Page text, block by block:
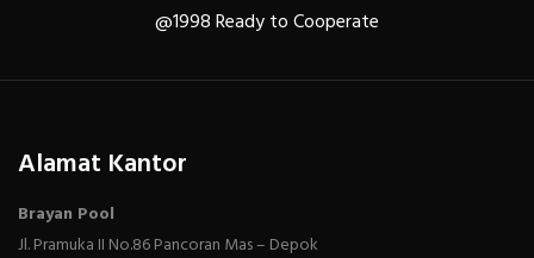
@1998 Ready to Cooperate
Alamat Kantor
Brayan Pool
Jl. Pramuka II No.86 Pancoran Mas – Depok